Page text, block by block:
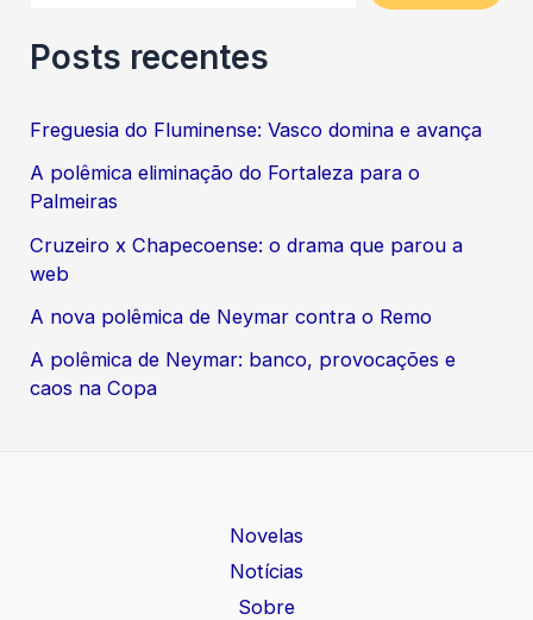
Posts recentes
Freguesia do Fluminense: Vasco domina e avança
A polêmica eliminação do Fortaleza para o
Palmeiras
Cruzeiro x Chapecoense: o drama que parou a
web
A nova polêmica de Neymar contra o Remo
A polêmica de Neymar: banco, provocações e
caos na Copa
Novelas
Notícias
Sobre